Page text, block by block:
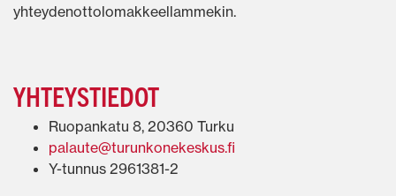
yhteydenottolomakkeellammekin.
YHTEYSTIEDOT
Ruopankatu 8, 20360 Turku
palaute@turunkonekeskus.fi
Y-tunnus 2961381-2